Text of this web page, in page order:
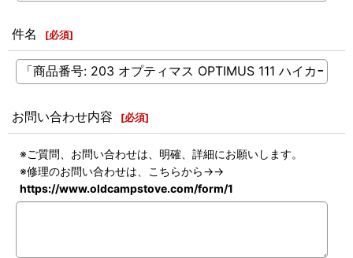
件名 [必須]
お問い合わせ内容 [必須]
※ご質問、お問い合わせは、明確、詳細にお願いします。
※修理のお問い合わせは、こちらから→→
https://www.oldcampstove.com/form/1